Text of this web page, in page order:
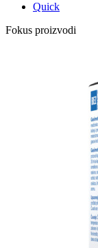
Quick
Fokus proizvodi